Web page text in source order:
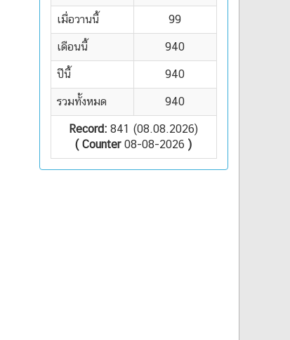
เมื่อวานนี้ 99
เดือนนี้ 940
ปีนี้ 940
รวมทั้งหมด 940
Record: 841 (08.08.2026)
( Counter08-08-2026 )